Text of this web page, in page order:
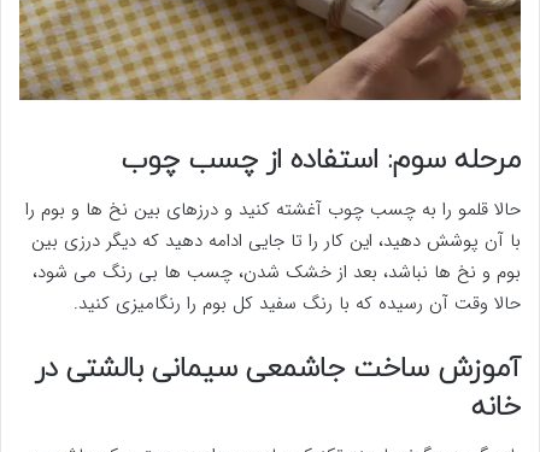
مرحله سوم: استفاده از چسب چوب
حالا قلمو را به چسب چوب آغشته کنید و درزهای بین نخ ها و بوم را
با آن پوشش دهید، این کار را تا جایی ادامه دهید که دیگر درزی بین
بوم و نخ ها نباشد، بعد از خشک شدن، چسب ها بی رنگ می شود،
حالا وقت آن رسیده که با رنگ سفید کل بوم را رنگامیزی کنید.
آموزش ساخت جاشمعی سیمانی بالشتی در
خانه